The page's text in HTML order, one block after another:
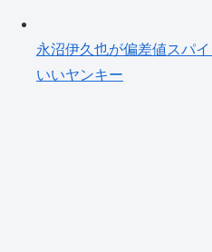
永沼伊久也が偏差値スパ
いいヤンキー